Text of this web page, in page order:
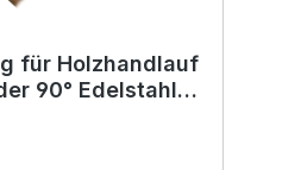
für Holzhandlauf
90° Edelstahl